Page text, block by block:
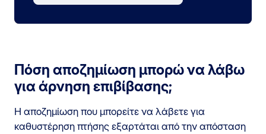
Πόση αποζημίωση μπορώ να λάβω
για άρνηση επιβίβασης;
Η αποζημίωση που μπορείτε να λάβετε για
καθυστέρηση πτήσης εξαρτάται από την απόσταση